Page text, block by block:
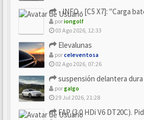
- INFO - [C5 X7]: "Carga batería
poriongolf
03 Ago 2026, 12:33
Elevalunas
porceleventosa
02 Ago 2026, 07:26
suspensión delantera dura
porgalgo
29 Jul 2026, 21:28
FAP (3.0 HDi V6 DT20C). Pido